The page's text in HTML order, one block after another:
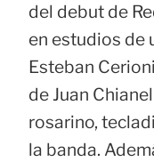
del debut de
en estudios de
Esteban
de Juan
rosarino,
la banda.